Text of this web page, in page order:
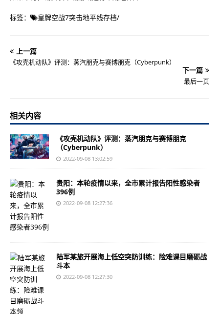
标签： 皇牌空战7突击地平线存档/
上一篇
《攻壳机动队》评测：蒸汽朋克与赛博朋克（Cyberpunk）
下一篇
最后一页
相关内容
《攻壳机动队》评测：蒸汽朋克与赛博朋克
（Cyberpunk）
2022-09-08 13:02:59
贵阳：本轮疫情以来，全市累计报告阳性感染者
396例
2022-09-08 12:27:36
陆军某旅开展海上低空突防训练：险难课目磨砺战
斗本
2022-09-08 12:27:30